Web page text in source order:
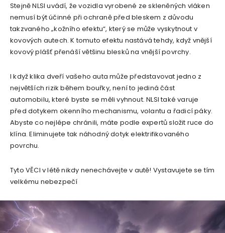
Stejně NLSI uvádí, že vozidla vyrobené ze skleněných vláken
nemusí být účinné při ochraně před bleskem z důvodu
takzvaného „kožního efektu“, který se může vyskytnout v
kovových autech. K tomuto efektu nastává tehdy, když vnější
kovový plášť přenáší většinu blesků na vnější povrchy.
I když klika dveří vašeho auta může představovat jedno z
největších rizik během bouřky, není to jediná část
automobilu, které byste se měli vyhnout. NLSI také varuje
před dotykem okenního mechanismu, volantu a řadicí páky.
Abyste co nejlépe chránili, máte podle expertů složit ruce do
klína. Eliminujete tak náhodný dotyk elektrifikovaného
povrchu.
Tyto VĚCI v létě nikdy nenechávejte v autě! Vystavujete se tím
velkému nebezpečí